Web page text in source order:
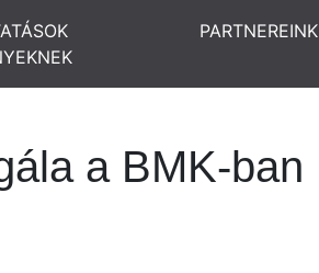
PARTNEREINK
a BMK-ban